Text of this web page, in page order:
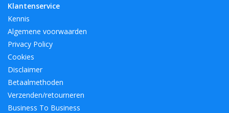
Klantenservice
Kennis
Algemene voorwaarden
Privacy Policy
Cookies
Disclaimer
Betaalmethoden
Verzenden/retourneren
Business To Business